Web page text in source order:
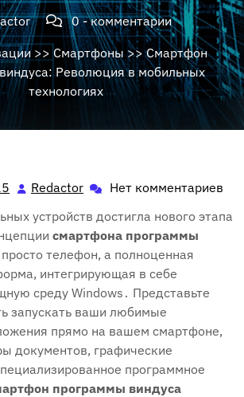
0 - комментарии
>> Смартфоны >> Смартфон
Революция в мобильных
технологиях
30
2025
Redactor Redactor
Нет комментариев
устройств достигла нового этапа
смартфона программы
просто телефон, а полноценная
интегрирующая в себе
среду Windows․ Представьте
запускать ваши любимые
прямо на вашем смартфоне,
документов, графические
программное
программы виндуса